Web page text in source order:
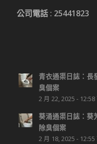
公司電話 : 25441823
青衣通渠日誌：
臭個案
2 月 22, 2025 - 12:58
葵涌通渠日誌：葵
除臭個案
2 月 18, 2025 - 12:55